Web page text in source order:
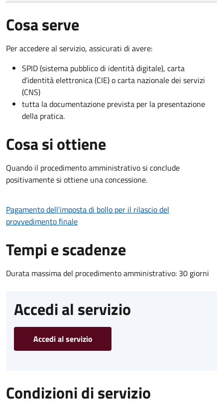
Cosa serve
Per accedere al servizio, assicurati di avere:
SPID (sistema pubblico di identità digitale), carta
d’identità elettronica (CIE) o carta nazionale dei servizi
(CNS)
tutta la documentazione prevista per la presentazione
della pratica.
Cosa si ottiene
Quando il procedimento amministrativo si conclude
positivamente si ottiene una concessione.
Pagamento dell'imposta di bollo per il rilascio del
provvedimento finale
Tempi e scadenze
Durata massima del procedimento amministrativo: 30 giorni
Accedi al servizio
Accedi al servizio
Condizioni di servizio